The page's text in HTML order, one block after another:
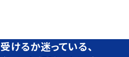
けるか迷っている、